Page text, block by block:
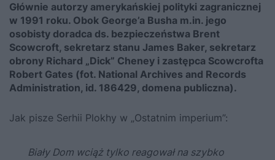
Głównie autorzy amerykańskiej polityki zagranicznej
w 1991 roku. Obok George’a Busha m.in. jego
osobisty doradca ds. bezpieczeństwa Brent
Scowcroft, sekretarz stanu James Baker, sekretarz
obrony Richard „Dick” Cheney i zastępca Scowcrofta
Robert Gates (fot. National Archives and Records
Administration, id. 186429, domena publiczna).
Jak pisze Serhii Plokhy w „Ostatnim imperium”:
Biały Dom wciąż tylko reagował na szybko